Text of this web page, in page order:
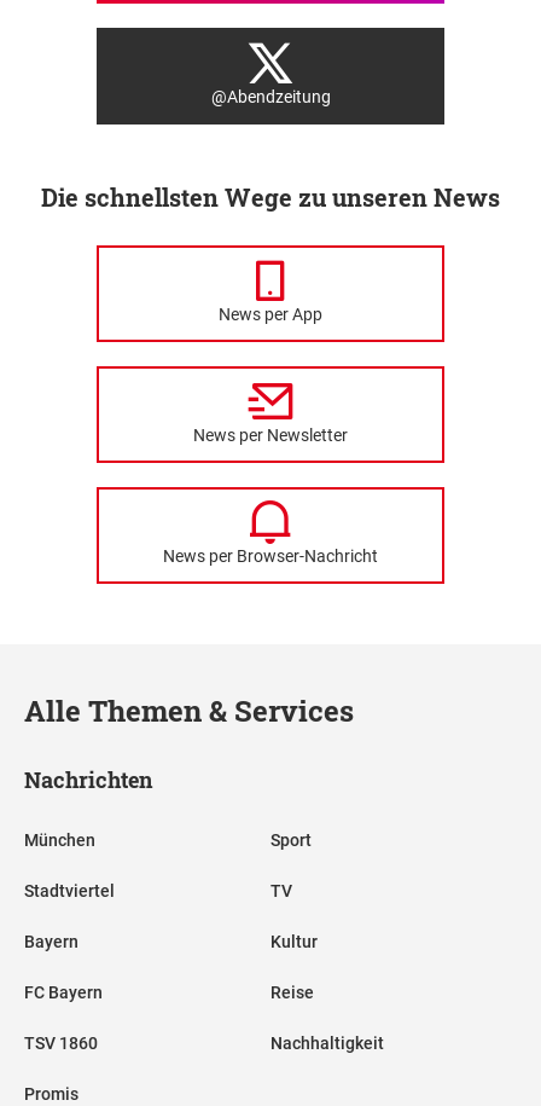
@Abendzeitung
Die schnellsten Wege zu unseren News
News per App
News per Newsletter
News per Browser-Nachricht
Alle Themen & Services
Nachrichten
München
Stadtviertel
Bayern
FC Bayern
TSV 1860
Promis
Sport
TV
Kultur
Reise
Nachhaltigkeit